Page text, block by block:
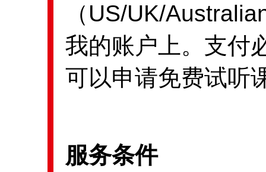
（US/UK/
我的账户上。支付
可以申请免费试听
服务条件